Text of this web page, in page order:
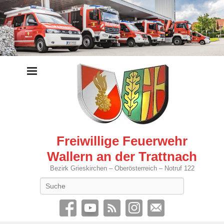
Freiwillige Feuerwehr
Wallern an der Trattnach
Bezirk Grieskirchen – Oberösterreich – Notruf 122